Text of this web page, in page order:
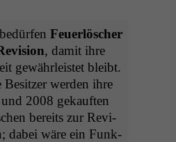
bedür­fen Feuer­lösch­er
, damit ihre
gewährleis­tet bleibt.
Besitzer wer­den ihre
2008 gekauften
bere­its zur Revi­
dabei wäre ein Funk­